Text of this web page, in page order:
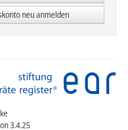
neu anmelden
3.4.25